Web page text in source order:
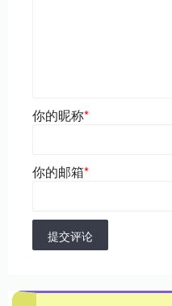
你的昵称*
你的邮箱*
提交评论